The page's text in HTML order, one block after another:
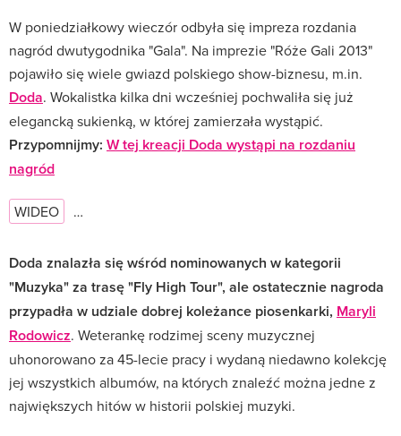
W poniedziałkowy wieczór odbyła się impreza rozdania
nagród dwutygodnika "Gala". Na imprezie "Róże Gali 2013"
pojawiło się wiele gwiazd polskiego show-biznesu, m.in.
Doda. Wokalistka kilka dni wcześniej pochwaliła się już
elegancką sukienką, w której zamierzała wystąpić.
Przypomnijmy: W tej kreacji Doda wystąpi na rozdaniu
nagród
WIDEO …
Doda znalazła się wśród nominowanych w kategorii
"Muzyka" za trasę "Fly High Tour", ale ostatecznie nagroda
przypadła w udziale dobrej koleżance piosenkarki, Maryli
Rodowicz. Weterankę rodzimej sceny muzycznej
uhonorowano za 45-lecie pracy i wydaną niedawno kolekcję
jej wszystkich albumów, na których znaleźć można jedne z
największych hitów w historii polskiej muzyki.